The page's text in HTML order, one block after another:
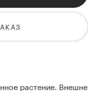
растение. Внешне